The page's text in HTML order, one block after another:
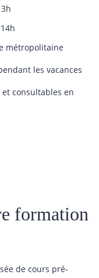
métropolitaine
les vacances
consultables en
formation
de cours pré-